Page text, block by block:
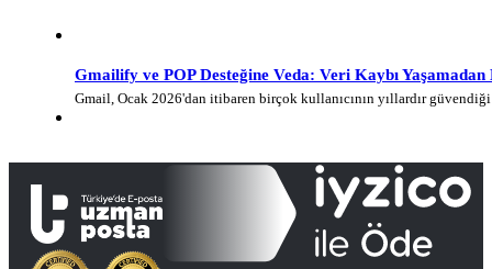
Gmailify ve POP Desteğine Veda: Veri Kaybı
Gmail, Ocak 2026'dan itibaren birçok kullanıcının yıllardır